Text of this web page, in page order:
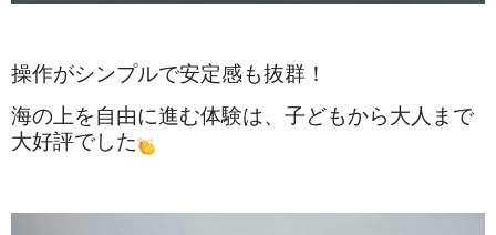
操作がシンプルで安定感も抜群！
海の上を自由に進む体験は、子どもから大人まで
大好評でした